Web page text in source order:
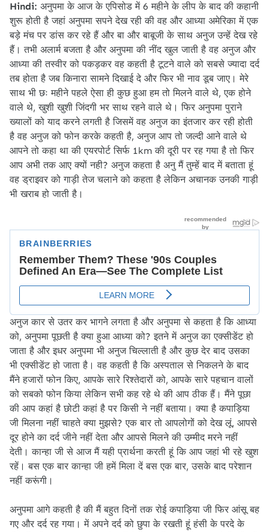
Hindi: अनुपमा के आज के एपिसोड में 6 महीने के लीप के बाद की कहानी
शुरू होती है जहां अनुपमा सपने देख रही की वह और आध्या अमेरिका में एक
बड़े मंच पर डांस कर रहे हैं और बा और बाबूजी के साथ अनुज उन्हें देख रहे
हैं। तभी अलार्म बजता है और अनुपमा की नींद खुल जाती है वह अनुज और
आध्या की तस्वीर को पकड़कर वह कहती है टूटने वाले को सबसे ज्यादा दर्द
तब होता है जब किनारा सामने दिखाई दे और फिर भी नाव डूब जाए। मेरे
साथ भी छः महीने पहले ऐसा ही कुछ हुआ हम तो मिलने वाले थे, एक होने
वाले थे, खुशी खुशी जिंदगी भर साथ रहने वाले थे। फिर अनुपमा पुराने
ख्यालों को याद करने लगती है जिसमें वह अनुज का इंतजार कर रही होती
है वह अनुज को फोन करके कहती है, अनुज आप तो जल्दी आने वाले थे
आपने तो कहा था की एयरपोर्ट सिर्फ 1km की दूरी पर रह गया है तो फिर
आप अभी तक आए क्यों नही? अनुज कहता है अनु मैं तुम्हें बाद में बताता हूं
वह ड्राइवर को गाड़ी तेज चलाने को कहता है लेकिन अचानक उनकी गाड़ी
भी खराब हो जाती है।
अनुज कार से उतर कर भागने लगता है और अनुपमा से कहता है कि आध्या
को, अनुपमा पूछती है क्या हुआ आध्या को? इतने में अनुज का एक्सीडेंट हो
जाता है और इधर अनुपमा भी अनुज चिल्लाती है और कुछ देर बाद उसका
भी एक्सीडेंट हो जाता है। वह कहती है कि अस्पताल से निकलने के बाद
मैंने हजारों फोन किए, आपके सारे रिश्तेदारों को, आपके सारे पहचान वालों
को सबको फोन किया लेकिन सभी कह रहे थे की आप ठीक हैं। मैंने पूछा
की आप कहां है छोटी कहां है पर किसी ने नहीं बताया। क्या है कपाड़िया
जी मिलना नहीं चाहते क्या मुझसे? एक बार तो आपलोगों को देख लूं, आपसे
दूर होने का दर्द जीने नहीं देता और आपसे मिलने की उम्मीद मरने नहीं
देती। कान्हा जी से आज मैं यही प्रार्थना करती हूं कि आप जहां भी रहे खुश
रहें। बस एक बार कान्हा जी हमें मिला दें बस एक बार, उसके बाद परेशान
नहीं करूंगी।
अनुपमा आगे कहती है की मैं बहुत दिनों तक रोई कपाड़िया जी फिर आंसू बह
गए और दर्द रह गया। में अपने दर्द को छुपा के रखती हूं हंसी के परदे के